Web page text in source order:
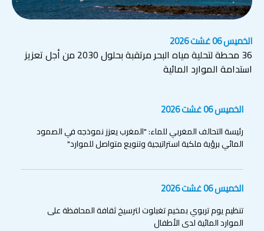
الخميس 06 غشت 2026
36 محطة لتحلية مياه البحر مرتقبة بحلول 2030 من أجل تعزيز
استدامة الموارد المائية
الخميس 06 غشت 2026
رئيسة التحالف المغربي للماء: "المغرب يعزز نموذجه في الصمود
المائي برؤية ملكية استراتيجية وتنويع متواصل للموارد"
الخميس 06 غشت 2026
تنظيم يوم تربوي بمخيم تغبلوت لترسيخ ثقافة المحافظة على
الموارد المائية لدى الأطفال